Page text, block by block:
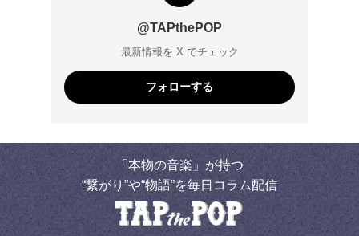
@TAPthePOP
最新情報を X でチェック
フォローする
「本物の音楽」が持つ
“繋がり”や“物語”を毎日コラム配信